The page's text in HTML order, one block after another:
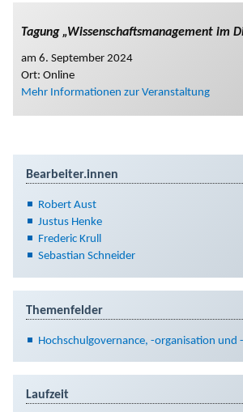
Tagung „Wissenschaftsmanagement im
am 6. September 2024
Ort: Online
Mehr Informationen zur Veranstaltung
Bearbeiter.innen
Robert Aust
Justus Henke
Frederic Krull
Sebastian Schneider
Themenfelder
Hochschulgovernance, -organisation und
Laufzeit